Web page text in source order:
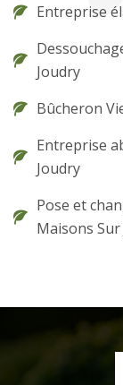
Entreprise
Joudry
Bûcheron
Entreprise
Joudry
Pose et
Maisons